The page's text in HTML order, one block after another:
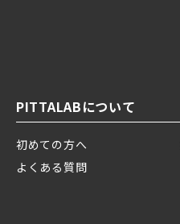
PITTALABについて
初めての方へ
よくある質問